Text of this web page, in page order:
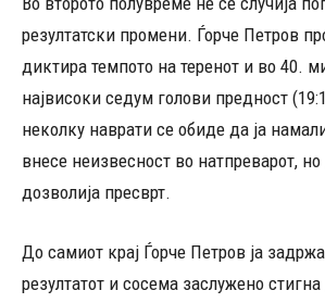
резултатски промени. Ѓорче Петров
диктира темпото на теренот и во 40.
највисоки седум голови предност
неколку наврати се обиде да ја
внесе неизвесност во натпреварот,
дозволија пресврт.
До самиот крај Ѓорче Петров ја
резултатот и сосема заслужено